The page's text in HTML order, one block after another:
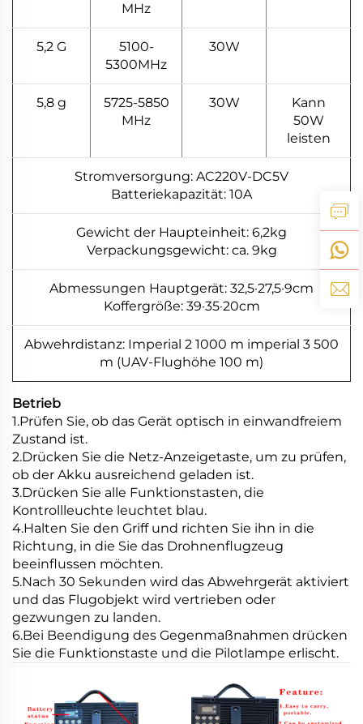
MHz
5,2 G
5100-
5300MHz
30W
5,8 g
5725-5850
MHz
30W
Kann
50W
leisten
Stromversorgung: AC220V-DC5V
Batteriekapazität: 10A
Gewicht der Haupteinheit: 6,2kg
Verpackungsgewicht: ca. 9kg
Abmessungen Hauptgerät: 32,5·27,5·9cm
Koffergröße: 39·35·20cm
Abwehrdistanz: Imperial 2 1000 m imperial 3 500
m (UAV-Flughöhe 100 m)
Betrieb
1.Prüfen Sie, ob das Gerät optisch in einwandfreiem
Zustand ist.
2.Drücken Sie die Netz-Anzeigetaste, um zu prüfen,
ob der Akku ausreichend geladen ist.
3.Drücken Sie alle Funktionstasten, die
Kontrollleuchte leuchtet blau.
4.Halten Sie den Griff und richten Sie ihn in die
Richtung, in die Sie das Drohnenflugzeug
beeinflussen möchten.
5.Nach 30 Sekunden wird das Abwehrgerät aktiviert
und das Flugobjekt wird vertrieben oder
gezwungen zu landen.
6.Bei Beendigung des Gegenmaßnahmen drücken
Sie die Funktionstaste und die Pilotlampe erlischt.